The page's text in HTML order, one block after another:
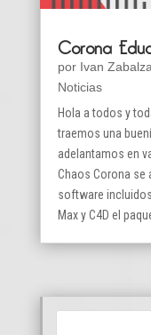
Corona
por Ivan Zabalza
Noticias
Hola a todos y
traemos una
adelantamos en
Chaos Corona se
software
Max y C4D el